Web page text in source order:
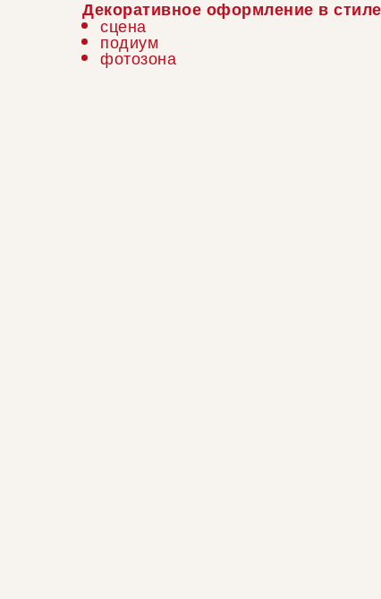
Декоративное оформление в
сцена
подиум
фотозона